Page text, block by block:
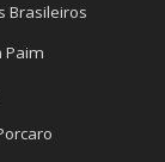
Brasileiros
Paim